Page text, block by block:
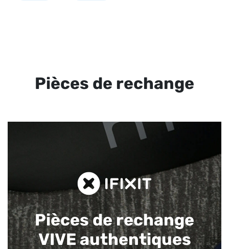
Pièces de rechange
Pièces de rechange
VIVE authentiques​